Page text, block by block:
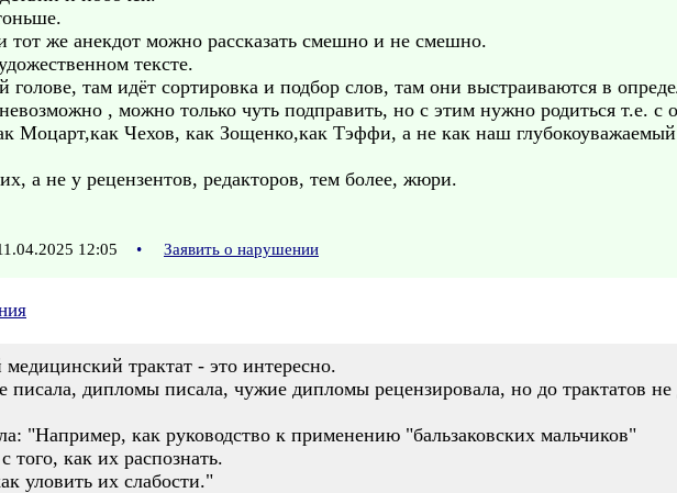
тот же анекдот можно рассказать смешно и не смешно.
тексте.
голове, там идёт сортировка и подбор слов, там они выстраиваются в
, можно только чуть подправить, но с этим нужно родиться т.е. с
Моцарт,как Чехов, как Зощенко,как Тэффи, а не как наш
а не у рецензентов, редакторов, тем более, жюри.
12:05 • Заявить о нарушении
трактат - это интересно.
писала, дипломы писала, чужие дипломы рецензировала, но до трактатов
"Например, как руководство к применению "бальзаковских мальчиков"
того, как их распознать.
уловить их слабости."